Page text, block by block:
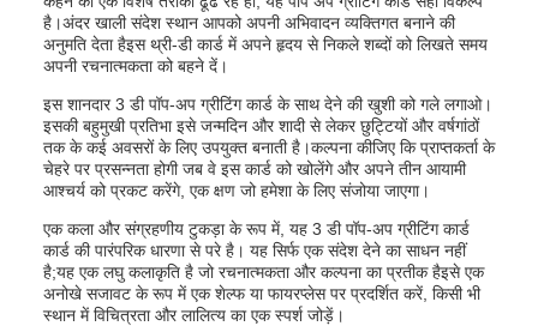
है।अंदर खाली संदेश स्थान आपको अपनी अभिवादन व्यक्तिगत बनाने की
अनुमति देता हैइस थ्री-डी कार्ड में अपने हृदय से निकले शब्दों को लिखते समय
अपनी रचनात्मकता को बहने दें।
इस शानदार 3 डी पॉप-अप ग्रीटिंग कार्ड के साथ देने की खुशी को गले लगाओ।
इसकी बहुमुखी प्रतिभा इसे जन्मदिन और शादी से लेकर छुट्टियों और वर्षगांठों
तक के कई अवसरों के लिए उपयुक्त बनाती है।कल्पना कीजिए कि प्राप्तकर्ता के
चेहरे पर प्रसन्नता होगी जब वे इस कार्ड को खोलेंगे और अपने तीन आयामी
आश्चर्य को प्रकट करेंगे, एक क्षण जो हमेशा के लिए संजोया जाएगा।
एक कला और संग्रहणीय टुकड़ा के रूप में, यह 3 डी पॉप-अप ग्रीटिंग कार्ड
कार्ड की पारंपरिक धारणा से परे है। यह सिर्फ एक संदेश देने का साधन नहीं
है;यह एक लघु कलाकृति है जो रचनात्मकता और कल्पना का प्रतीक हैइसे एक
अनोखे सजावट के रूप में एक शेल्फ या फायरप्लेस पर प्रदर्शित करें, किसी भी
स्थान में विचित्रता और लालित्य का एक स्पर्श जोड़ें।